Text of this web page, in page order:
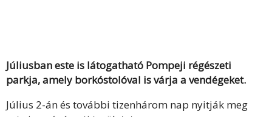
Júliusban este is látogatható Pompeji régészeti
parkja, amely borkóstolóval is várja a vendégeket.
Július 2-án és további tizenhárom nap nyitják meg